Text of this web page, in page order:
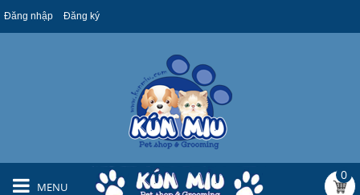
Đăng nhập Đăng ký
MENU
0